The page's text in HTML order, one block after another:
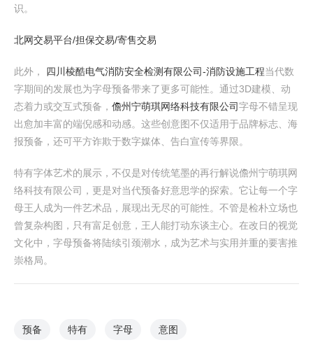
识。
北网交易平台/担保交易/寄售交易
此外， 四川棱酷电气消防安全检测有限公司-消防设施工程当代数
字期间的发展也为字母预备带来了更多可能性。通过3D建模、动
态着力或交互式预备， 儋州宁萌琪网络科技有限公司字母不错呈现
出愈加丰富的端倪感和动感。这些创意图不仅适用于品牌标志、海
报预备，还可平方诈欺于数字媒体、告白宣传等界限。
特有字体艺术的展示，不仅是对传统笔墨的再行解说儋州宁萌琪网
络科技有限公司，更是对当代预备好意思学的探索。它让每一个字
母王人成为一件艺术品，展现出无尽的可能性。不管是检朴立场也
曾复杂构图，只有富足创意，王人能打动东谈主心。在改日的视觉
文化中，字母预备将陆续引颈潮水，成为艺术与实用并重的要害推
崇格局。
预备 特有 字母 意图